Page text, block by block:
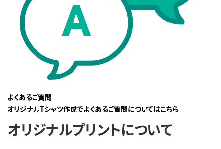
よくあるご質問
オリジナルTシャツ作成でよくあるご質問についてはこちら
オリジナルプリントについて